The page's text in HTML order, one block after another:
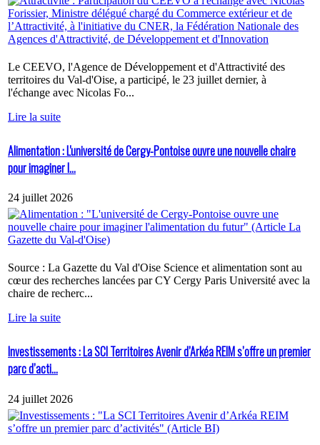
Le CEEVO, l'Agence de Développement et d'Attractivité des
territoires du Val-d'Oise, a participé, le 23 juillet dernier, à
l'échange avec Nicolas Fo...
Lire la suite
Alimentation : L'université de Cergy-Pontoise ouvre une nouvelle chaire
pour imaginer l...
24 juillet 2026
Source : La Gazette du Val d'Oise Science et alimentation sont au
cœur des recherches lancées par CY Cergy Paris Université avec la
chaire de recherc...
Lire la suite
Investissements : La SCI Territoires Avenir d’Arkéa REIM s’offre un premier
parc d’acti...
24 juillet 2026